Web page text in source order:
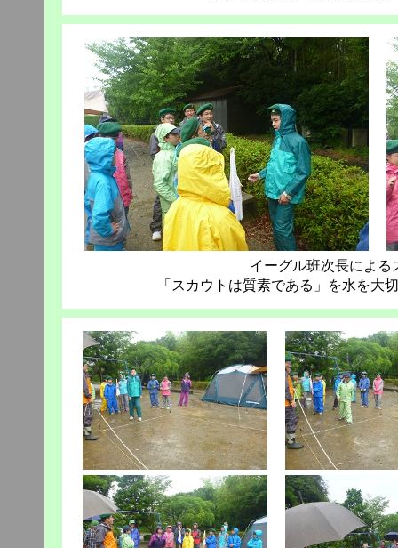
イーグル班次長による
「スカウトは質素である」を水を大